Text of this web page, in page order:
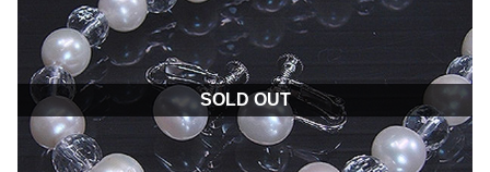
SOLD OUT